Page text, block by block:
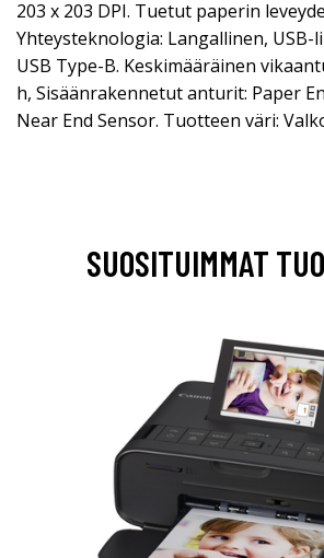
203 x 203 DPI. Tuetut paperin
Yhteysteknologia: Langallinen, USB-
USB Type-B. Keskimääräinen
h, Sisäänrakennetut anturit: Paper
Near End Sensor. Tuotteen väri:
SUOSITUIMMAT